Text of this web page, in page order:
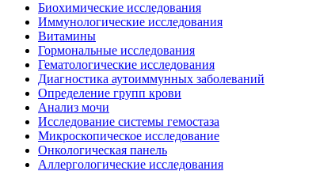
Биохимические исследования
Иммунологические исследования
Витамины
Гормональные исследования
Гематологические исследования
Диагностика аутоиммунных заболеваний
Определение групп крови
Анализ мочи
Исследование системы гемостаза
Микроскопическое исследование
Онкологическая панель
Аллергологические исследования